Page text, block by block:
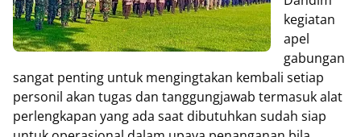
kegiatan
apel
gabungan
sangat penting untuk mengingtakan kembali setiap
personil akan tugas dan tanggungjawab termasuk alat
perlengkapan yang ada saat dibutuhkan sudah siap